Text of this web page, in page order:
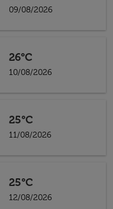
09/08/2026
26°C
10/08/2026
25°C
11/08/2026
25°C
12/08/2026